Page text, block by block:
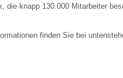
die knapp 130.000 Mitarbeiter
finden Sie bei